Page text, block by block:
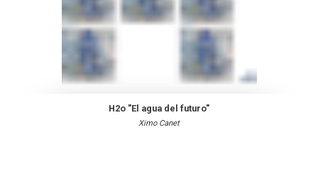
H2o "El agua del futuro"
Ximo Canet